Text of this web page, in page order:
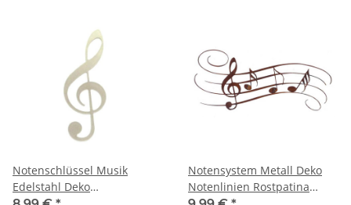
Notenschlüssel Musik
Edelstahl Deko
Notensystem Metall Deko
Notenlinien Rostpatina